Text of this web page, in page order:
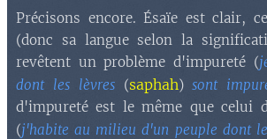
Précisons encore. Ésaïe est clair,
(donc sa langue selon la
revêtent un problème d'impureté (
dont les lèvres (saphah) sont
d'impureté est le même que celui
(j'habite au milieu d'un peuple dont